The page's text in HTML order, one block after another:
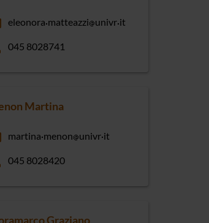
eleonora matteazzi univr it
045 8028741
Martina
martina menon univr it
045 8028420
Graziano